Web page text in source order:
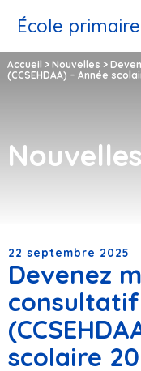
École
Accueil > Nouvelles >
(CCSEHDAA) – Année
Nouvelles
22 septembre 2025
Devenez
consultatif
scolaire